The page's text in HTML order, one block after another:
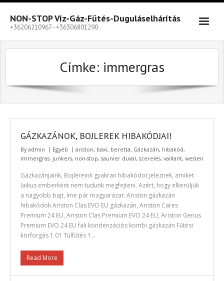
Skip
content
NON-STOP Víz-Gáz-Fűtés-Duguláselhárítás
+36206210967 - +36306801290
Címke: immergras
GÁZKAZÁNOK, BOJLEREK HIBAKÓDJAI!
Byadmin Egyéb ariston, baxi, beretta, Gázkazán, hibakód,
immergras, junkers, non-stop, saunier duval, szerelés, vaillant, westen
Gázkazánjaink, Bojlereink gyakran hibakódot jeleznek, amiket
laikus emberként nem tudunk megfejteni. Azért, hogy elkerüljük
a nagyobb bajt, íme pár magyarázat: Ariston gázkazán
hibakódok Ariston Clas EVO EU gázkazán, Ariston Cares
Premium 24 EU, Ariston Clas Premium EVO 24 EU, Ariston Genus
Premium EVO 24 EU fali kondenzációs kombi gázkazán Fűtési
körforgás 1 01 Túlfűtés 1…
Read More